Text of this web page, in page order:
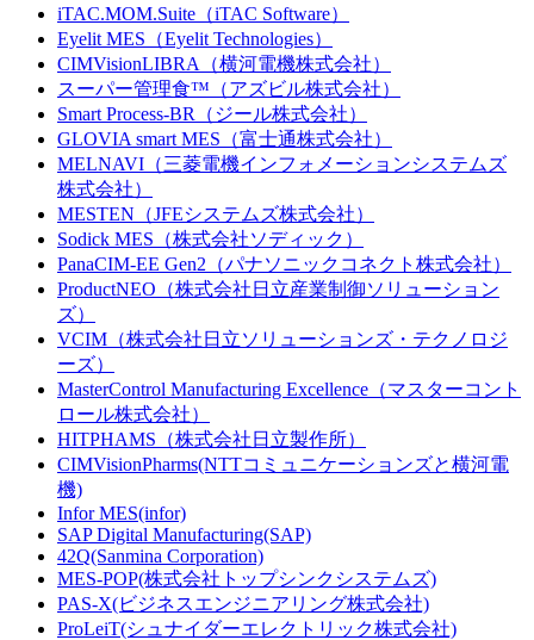
iTAC.MOM.Suite（iTAC Software）
Eyelit MES（Eyelit Technologies）
CIMVisionLIBRA（横河電機株式会社）
スーパー管理食™（アズビル株式会社）
Smart Process-BR（ジール株式会社）
GLOVIA smart MES（富士通株式会社）
MELNAVI（三菱電機インフォメーションシステムズ
株式会社）
MESTEN（JFEシステムズ株式会社）
Sodick MES（株式会社ソディック）
PanaCIM-EE Gen2（パナソニックコネクト株式会社）
ProductNEO（株式会社日立産業制御ソリューション
ズ）
VCIM（株式会社日立ソリューションズ・テクノロジ
ーズ）
MasterControl Manufacturing Excellence（マスターコント
ロール株式会社）
HITPHAMS（株式会社日立製作所）
CIMVisionPharms(NTTコミュニケーションズと横河電
機)
Infor MES(infor)
SAP Digital Manufacturing(SAP)
42Q(Sanmina Corporation)
MES-POP(株式会社トップシンクシステムズ)
PAS-X(ビジネスエンジニアリング株式会社)
ProLeiT(シュナイダーエレクトリック株式会社)